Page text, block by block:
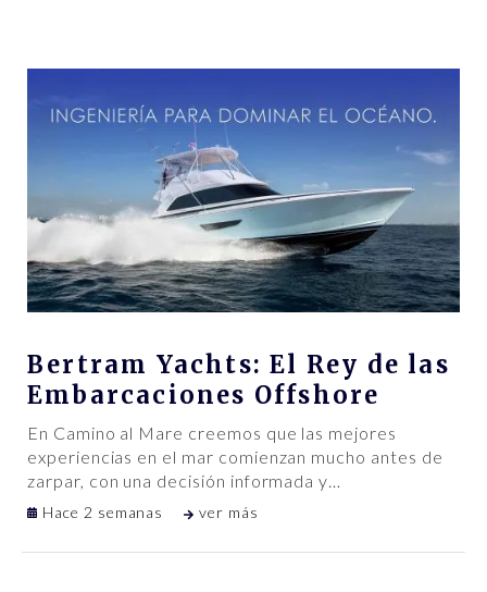
Bertram Yachts: El Rey de las
Embarcaciones Offshore
En Camino al Mare creemos que las mejores
experiencias en el mar comienzan mucho antes de
zarpar, con una decisión informada y…
Hace 2 semanas ver más